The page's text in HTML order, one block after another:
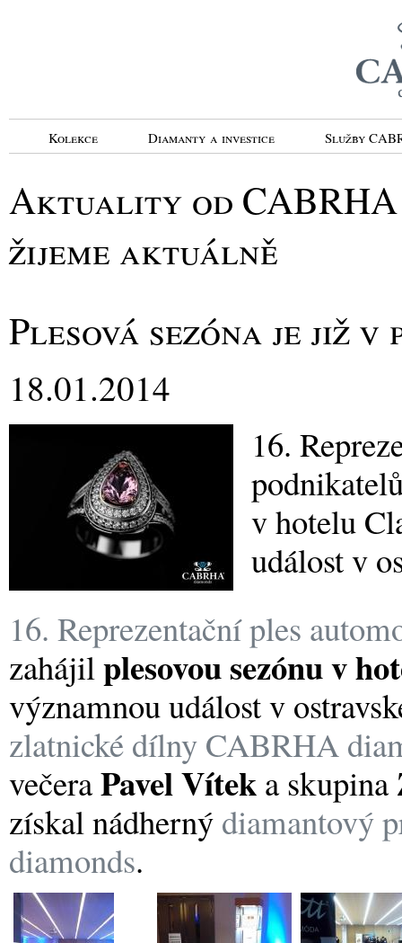
Kolekce Diamanty a investice Služby
Aktuality od CABRHA
žijeme aktuálně
Plesová sezóna je již v
18.01.2014
16.
v hotelu
událost v
16. Reprezentační ples
zahájilplesovou sezónu v
významnou událost v
zlatnické dílny CABRHA
večeraPavel Vítek a skupina
získal nádherný diamantový
diamonds.